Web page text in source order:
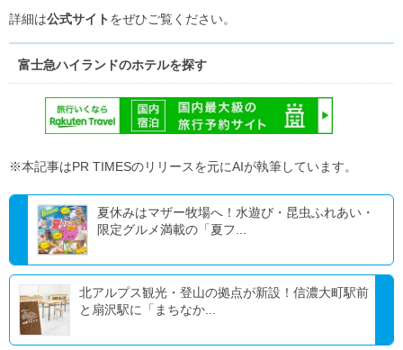
詳細は公式サイト をぜひご覧ください。
富士急ハイランドのホテルを探す
※本記事はPR TIMESのリリースを元にAIが執筆しています。
夏休みはマザー牧場へ！水遊び・昆虫ふれあい・
限定グルメ満載の「夏フ...
北アルプス観光・登山の拠点が新設！信濃大町駅前
と扇沢駅に「まちなか...